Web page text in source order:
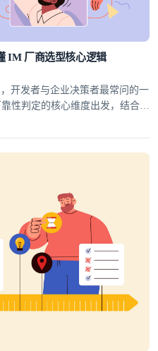
IM 厂商选型核心逻辑
开发者与企业决策者最常问的一
性判定的核心维度出发，结合行